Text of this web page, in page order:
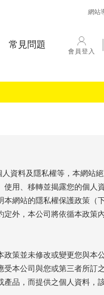
網站
常見問題 會員
資料及隱私權等，本網站
用、移轉並揭露您的個人
網站的隱私權保護政策（
外，本公司將依循本政策內
策並未修改或變更您與本
本公司與您或第三者所訂
品，而提供之個人資料，